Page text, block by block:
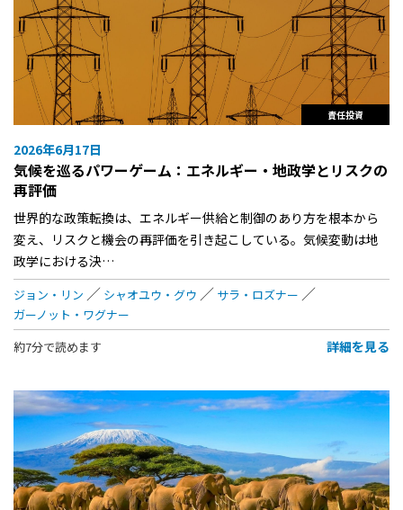
責任投資
2026年6月17日
気候を巡るパワーゲーム：エネルギー・地政学とリスクの
再評価
世界的な政策転換は、エネルギー供給と制御のあり方を根本から
変え、リスクと機会の再評価を引き起こしている。気候変動は地
政学における決…
ジョン・リン シャオユウ・グウ
サラ・ロズナー
ガーノット・ワグナー
約7分で読めます
詳細を見る